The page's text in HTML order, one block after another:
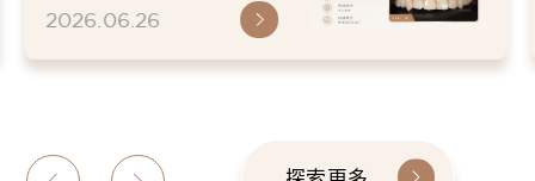
患者喜歡的虎牙特色。 因
2026.06.26